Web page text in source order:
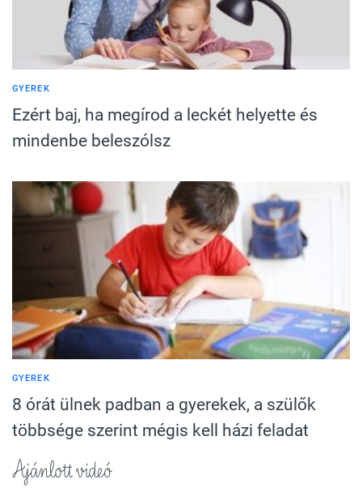
GYEREK
Ezért baj, ha megírod a leckét helyette és
mindenbe beleszólsz
GYEREK
8 órát ülnek padban a gyerekek, a szülők
többsége szerint mégis kell házi feladat
Ajánlott videó